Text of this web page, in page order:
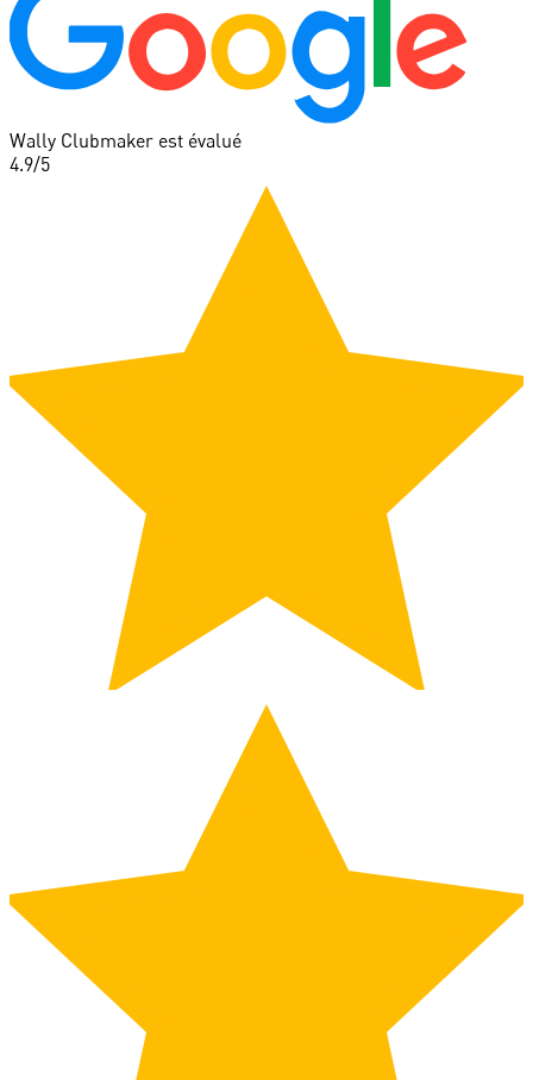
Wally Clubmaker est évalué
4.9/5